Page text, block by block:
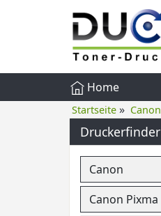
Home
Startseite » Canon
Druckerfinder